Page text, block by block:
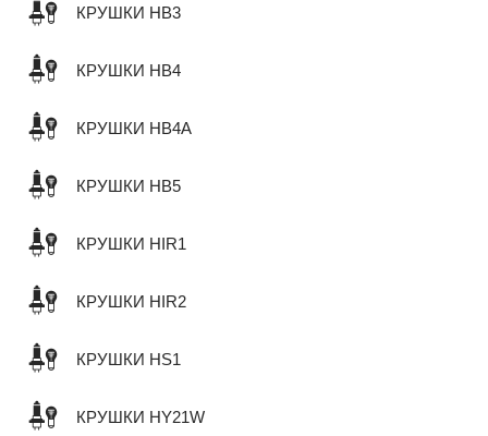
КРУШКИ HB3
КРУШКИ HB4
КРУШКИ HB4A
КРУШКИ HB5
КРУШКИ HIR1
КРУШКИ HIR2
КРУШКИ HS1
КРУШКИ HY21W